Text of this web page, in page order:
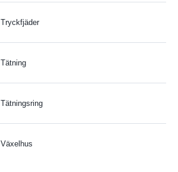
Tryckfjäder
Tätning
Tätningsring
Växelhus